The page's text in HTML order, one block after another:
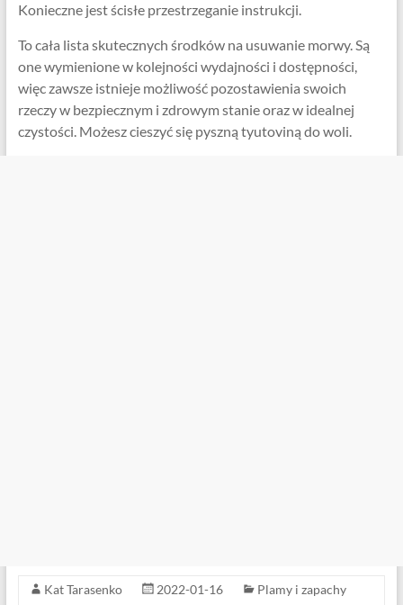
Konieczne jest ścisłe przestrzeganie instrukcji.
To cała lista skutecznych środków na usuwanie morwy. Są
one wymienione w kolejności wydajności i dostępności,
więc zawsze istnieje możliwość pozostawienia swoich
rzeczy w bezpiecznym i zdrowym stanie oraz w idealnej
czystości. Możesz cieszyć się pyszną tyutoviną do woli.
Kat Tarasenko 2022-01-16 Plamy i zapachy